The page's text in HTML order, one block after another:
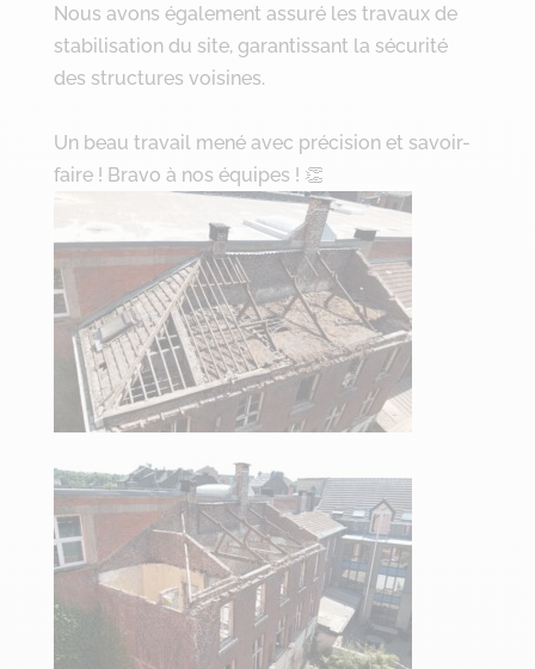
Nous avons également assuré les travaux de
stabilisation du site, garantissant la sécurité
des structures voisines.
Un beau travail mené avec précision et savoir-
faire ! Bravo à nos équipes ! 👏